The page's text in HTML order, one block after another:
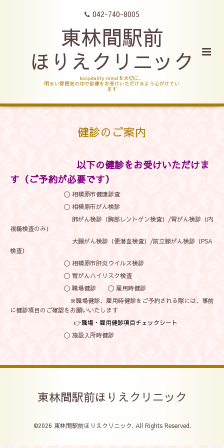
042-740-8005
東林間駅前
ほりえクリニック
hospitality mind を大切に、
明るい雰囲気の中で診療をお受けいただけるよう心がけてい
ます
健診のご案内
以下の健診をお受けいただけま
す （ご予約が必要です）
〇 相模原市健康診査
〇 相模原市がん検診
肺がん検診（胸部レントゲン検査）/胃がん検診（内
視鏡検査のみ）
大腸がん検診（便潜血検査）/前立腺がん検診（PSA
検査）
〇 相模原市肝炎ウイルス検診
〇 胃がんハイリスク検査
〇 職場健診 〇 雇用時健診
※職場健診、雇用時健診をご予約される際には、事前
に健診項目のご確認をお願いいたします
👉職場・雇用健診項目チェックシート
〇 施設入所時健診
東林間駅前ほりえクリニック
©2026 東林間駅前ほりえクリニック. All Rights Reserved.